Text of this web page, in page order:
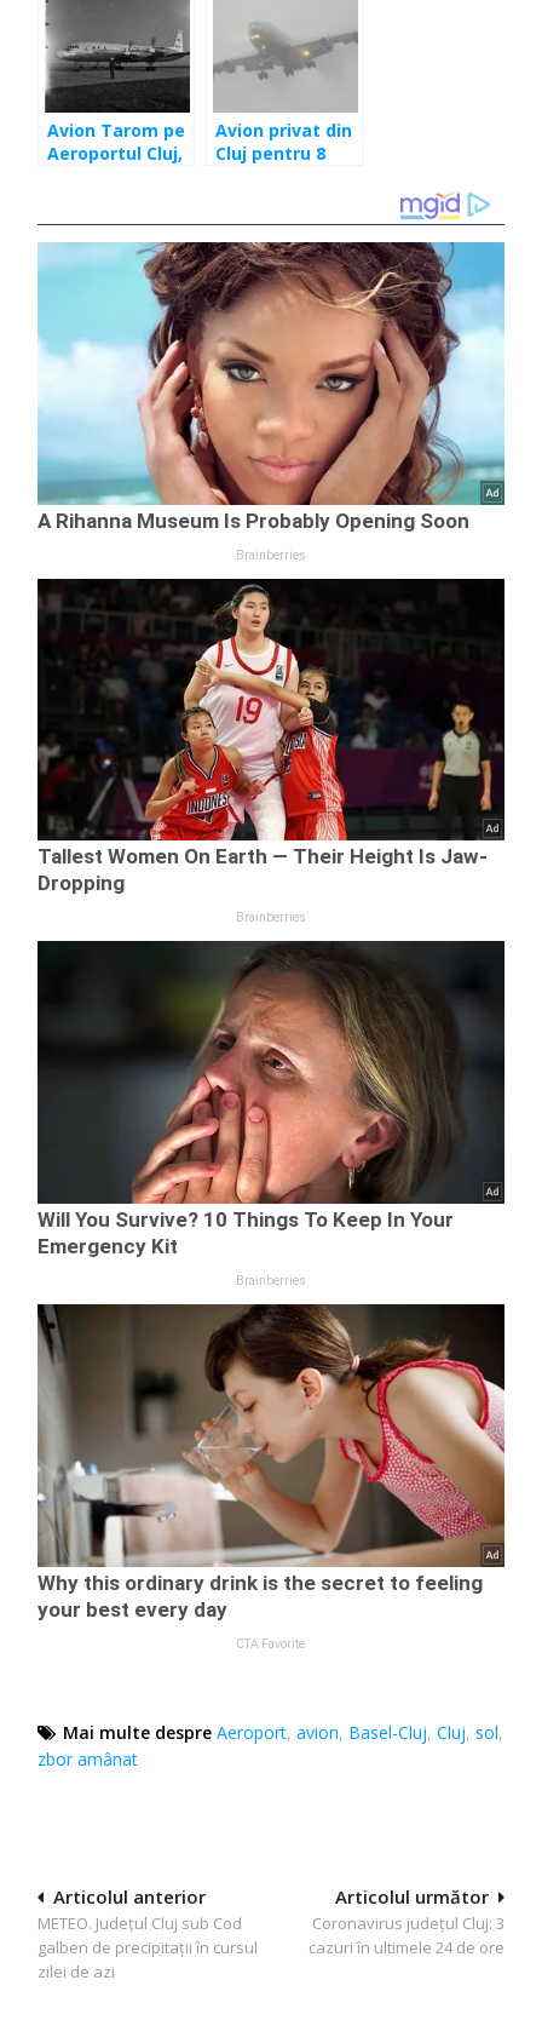
aeroportul
clujean
dubla
Avion Tarom pe
Aeroportul Cluj,
pe mine-n zbor”
Avion privat din
Cluj pentru 8
italian al vinăriei
a cheltuit
enorm pentru
transportul
româncelor
Mai multe despre Aeroport,avion, Basel-Cluj,Cluj,sol,
zbor amânat
Navigare
în
articole
Articolul următor
Coronavirus județul Cluj: 3
cazuri în ultimele 24 de ore
Articolul anterior
METEO. Județul Cluj sub Cod
galben de precipitații în cursul
zilei de azi